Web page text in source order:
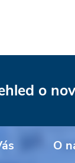
o
O